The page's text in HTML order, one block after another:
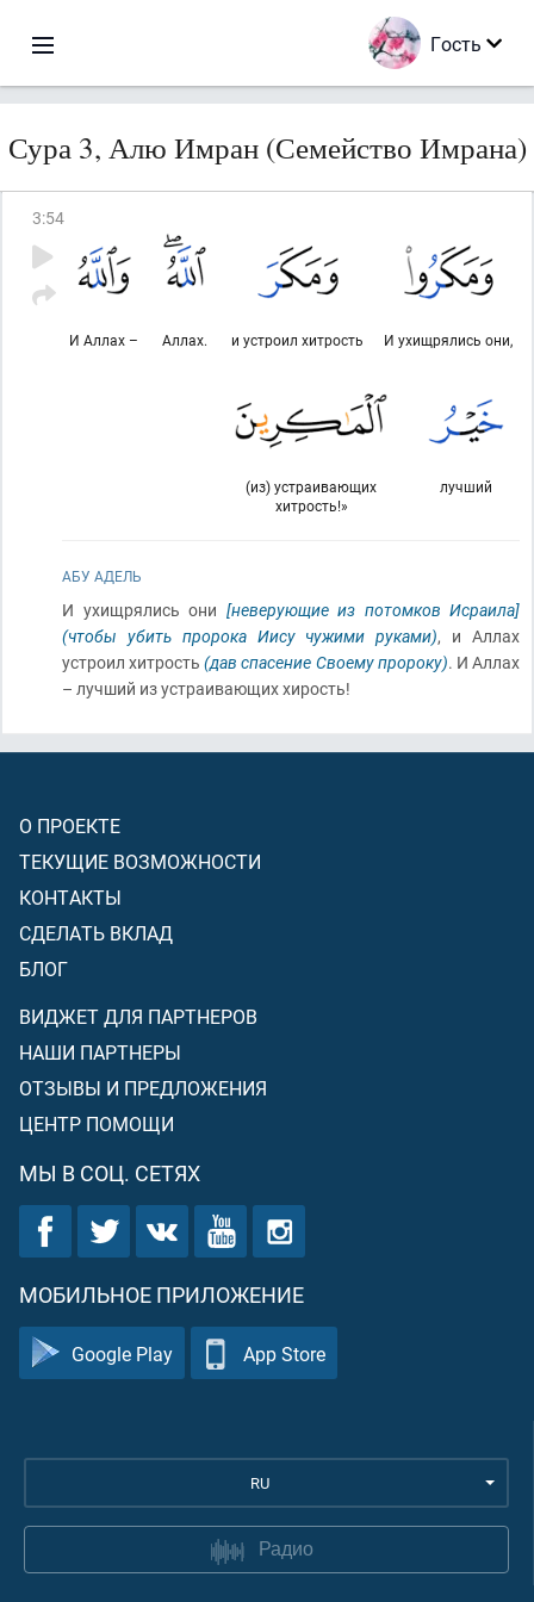
Гость
Сура 3, Алю Имран (Семейство Имрана)
3:54
И ухищрялись они,
и устроил хитрость
Аллах.
И Аллах –
лучший
(из) устраивающих
хитрость!»
АБУ АДЕЛЬ
И ухищрялись они [неверующие из потомков Исраила]
(чтобы убить пророка Иису чужими руками), и Аллах
устроил хитрость(дав спасение Своему пророку). И Аллах
– лучший из устраивающих хирость!
О ПРОЕКТЕ
ТЕКУЩИЕ ВОЗМОЖНОСТИ
КОНТАКТЫ
СДЕЛАТЬ ВКЛАД
БЛОГ
ВИДЖЕТ ДЛЯ ПАРТНЕРОВ
НАШИ ПАРТНЕРЫ
ОТЗЫВЫ И ПРЕДЛОЖЕНИЯ
ЦЕНТР ПОМОЩИ
МЫ В СОЦ. СЕТЯХ
МОБИЛЬНОЕ ПРИЛОЖЕНИЕ
Google Play App Store
RU
Радио